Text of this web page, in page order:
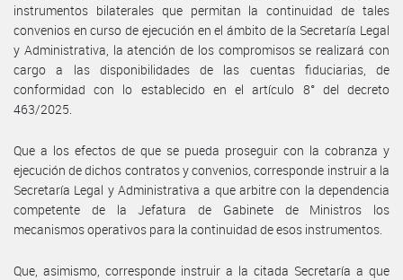
instrumentos bilaterales que permitan la continuidad de tales
convenios en curso de ejecución en el ámbito de la Secretaría Legal
y Administrativa, la atención de los compromisos se realizará con
cargo a las disponibilidades de las cuentas fiduciarias, de
conformidad con lo establecido en el artículo 8° del decreto
463/2025.
Que a los efectos de que se pueda proseguir con la cobranza y
ejecución de dichos contratos y convenios, corresponde instruir a la
Secretaría Legal y Administrativa a que arbitre con la dependencia
competente de la Jefatura de Gabinete de Ministros los
mecanismos operativos para la continuidad de esos instrumentos.
Que, asimismo, corresponde instruir a la citada Secretaría a que